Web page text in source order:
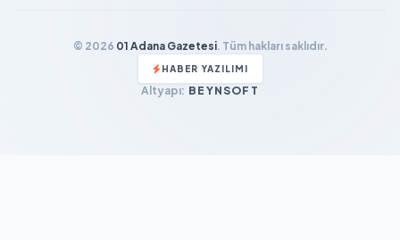
© 2026 01 Adana Gazetesi. Tüm hakları saklıdır.
HABER YAZILIMI
Altyapı: BEYNSOFT